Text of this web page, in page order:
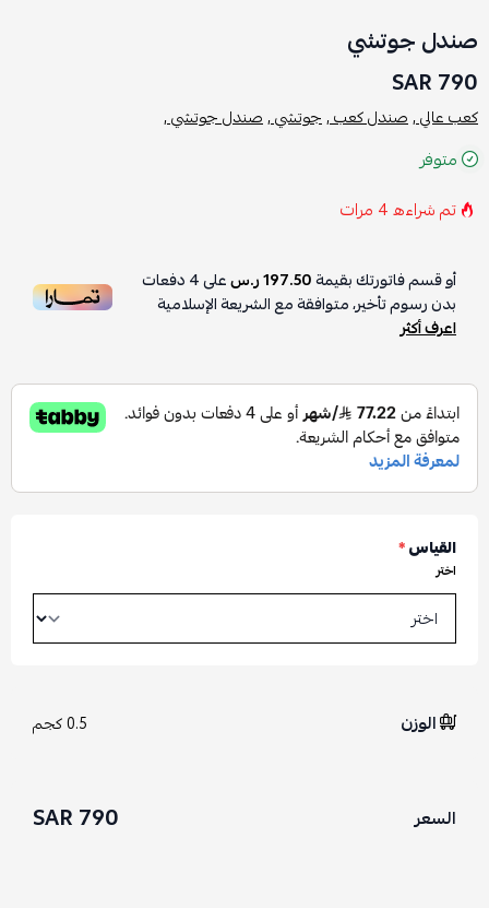
صندل جوتشي
790 SAR
كعب عالي ,صندل كعب ,جوتشي ,صندل جوتشي ,
متوفر
تم شراءه4 مرات
أو قسم فاتورتك بقيمة197.50 ر.س على4دفعات
بدون رسوم تأخير، متوافقة مع الشريعة الإسلامية
اعرف أكثر
القياس*
اختر
الوزن 0.5 كجم
السعر 790 SAR